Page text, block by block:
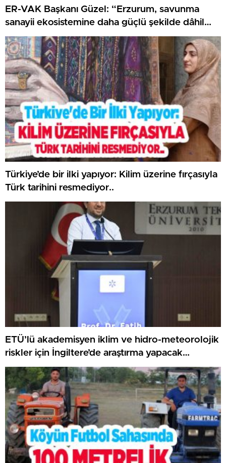
ER-VAK Başkanı Güzel: “Erzurum, savunma
sanayii ekosistemine daha güçlü şekilde dâhil
edilmeli”..
Türkiye’de bir ilki yapıyor: Kilim üzerine fırçasıyla
Türk tarihini resmediyor..
ETÜ’lü akademisyen iklim ve hidro-meteorolojik
riskler için İngiltere’de araştırma yapacak…